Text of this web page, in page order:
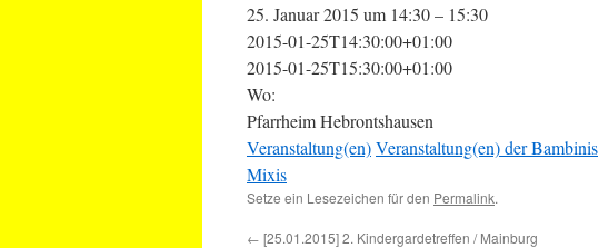
25. Januar 2015 um 14:30 – 15:30
2015-01-25T14:30:00+01:00
2015-01-25T15:30:00+01:00
Wo:
Pfarrheim Hebrontshausen
Veranstaltung(en)Veranstaltung(en) der Bambinis
Mixis
Setze ein Lesezeichen für den Permalink.
← [25.01.2015] 2. Kindergardetreffen / Mainburg